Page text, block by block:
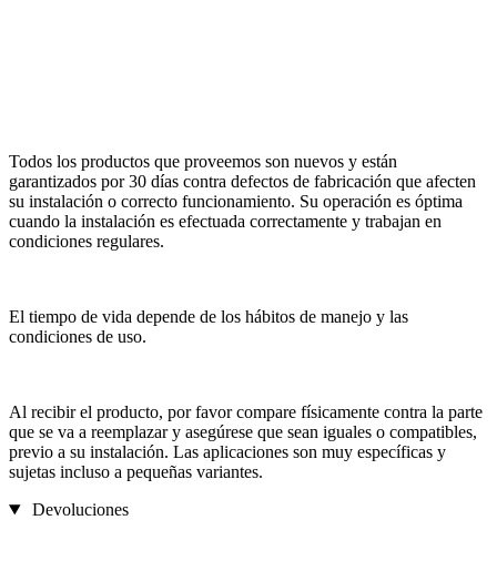
Todos los productos que proveemos son nuevos y están
garantizados por 30 días contra defectos de fabricación que afecten
su instalación o correcto funcionamiento. Su operación es óptima
cuando la instalación es efectuada correctamente y trabajan en
condiciones regulares.
El tiempo de vida depende de los hábitos de manejo y las
condiciones de uso.
Al recibir el producto, por favor compare físicamente contra la parte
que se va a reemplazar y asegúrese que sean iguales o compatibles,
previo a su instalación. Las aplicaciones son muy específicas y
sujetas incluso a pequeñas variantes.
Devoluciones